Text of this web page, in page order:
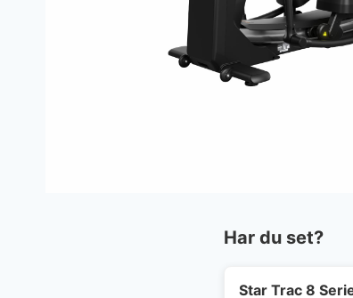
Har du set?
Star Trac 8